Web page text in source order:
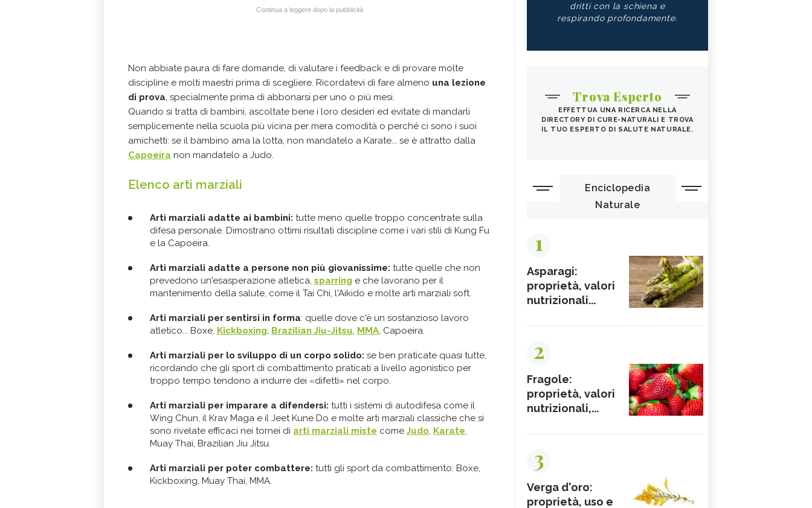
Continua a leggere dopo la pubblicità
Non abbiate paura di fare domande, di valutare i feedback e di provare molte
discipline e molti maestri prima di scegliere. Ricordatevi di fare almeno una lezione
di prova, specialmente prima di abbonarsi per uno o più mesi.
Quando si tratta di bambini, ascoltate bene i loro desideri ed evitate di mandarli
semplicemente nella scuola più vicina per mera comodità o perché ci sono i suoi
amichetti: se il bambino ama la lotta, non mandatelo a Karate... se è attratto dalla
Capoeira non mandatelo a Judo.
Elenco arti marziali
Arti marziali adatte ai bambini: tutte meno quelle troppo concentrate sulla
difesa personale. Dimostrano ottimi risultati discipline come i vari stili di Kung Fu
e la Capoeira.
Arti marziali adatte a persone non più giovanissime: tutte quelle che non
prevedono un'esasperazione atletica, sparring e che lavorano per il
mantenimento della salute, come il Tai Chi, l'Aikido e molte arti marziali soft.
Arti marziali per sentirsi in forma: quelle dove c'è un sostanzioso lavoro
atletico... Boxe, Kickboxing, Brazilian Jiu-Jitsu, MMA, Capoeira.
Arti marziali per lo sviluppo di un corpo solido: se ben praticate quasi tutte,
ricordando che gli sport di combattimento praticati a livello agonistico per
troppo tempo tendono a indurre dei «difetti» nel corpo.
Arti marziali per imparare a difendersi: tutti i sistemi di autodifesa come il
Wing Chun, il Krav Maga e il Jeet Kune Do e molte arti marziali classiche che si
sono rivelate efficaci nei tornei di arti marziali miste come Judo, Karate,
Muay Thai, Brazilian Jiu Jitsu.
Arti marziali per poter combattere: tutti gli sport da combattimento: Boxe,
Kickboxing, Muay Thai, MMA.
dritti con la schiena e
respirando profondamente.
Trova Esperto
EFFETTUA UNA RICERCA NELLA
DIRECTORY DI CURE-NATURALI E TROVA
IL TUO ESPERTO DI SALUTE NATURALE.
Enciclopedia
Naturale
1
Asparagi:
proprietà, valori
nutrizionali...
2
Fragole:
proprietà, valori
nutrizionali,...
3
Verga d'oro:
proprietà, uso e